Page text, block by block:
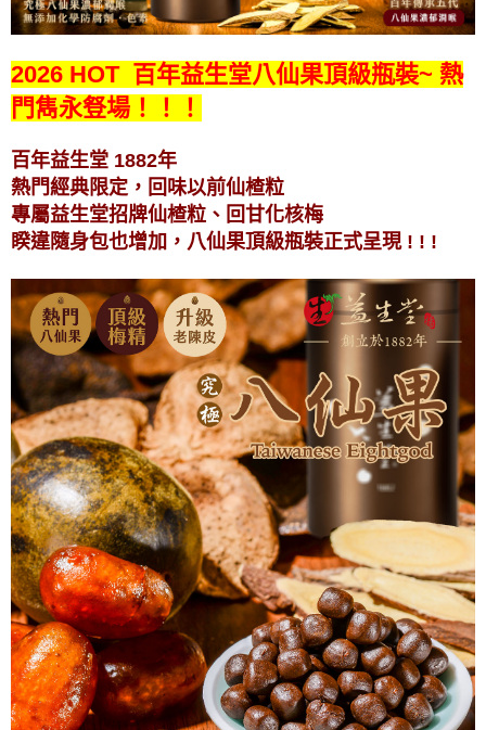
2026 HOT 百年益生堂八仙果頂級瓶裝~ 熱
門雋永豋場！！！
百年益生堂 1882年
熱門經典限定，回味以前仙楂粒
專屬益生堂招牌仙楂粒、回甘化核梅
睽違隨身包也增加，八仙果頂級瓶裝正式呈現 ! ! !